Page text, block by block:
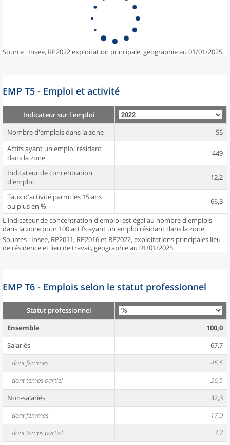
Source : Insee, RP2022 exploitation principale, géographie au 01/01/2025.
EMP T5 - Emploi et activité
Indicateur sur l'emploi
Nombre d'emplois dans la zone
55
Actifs ayant un emploi résidant
dans la zone
449
Indicateur de concentration
d'emploi
12,2
Taux d'activité parmi les 15 ans
ou plus en %
66,3
L'indicateur de concentration d'emploi est égal au nombre d'emplois
dans la zone pour 100 actifs ayant un emploi résidant dans la zone.
Sources : Insee, RP2011, RP2016 et RP2022, exploitations principales lieu
de résidence et lieu de travail, géographie au 01/01/2025.
EMP T6 - Emplois selon le statut professionnel
Statut professionnel
Ensemble
100,0
Salariés
67,7
dont femmes
45,5
dont temps partiel
26,5
Non-salariés
32,3
dont femmes
17,0
dont temps partiel
3,7